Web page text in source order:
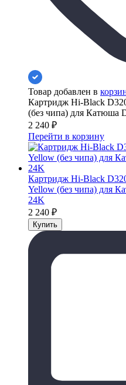
Товар добавлен в
Картридж Hi-Black
(без чипа) для Катюша
2 240 ₽
Перейти в корзину
Картридж Hi-Black
Yellow (без чипа) для
24K
2 240 ₽